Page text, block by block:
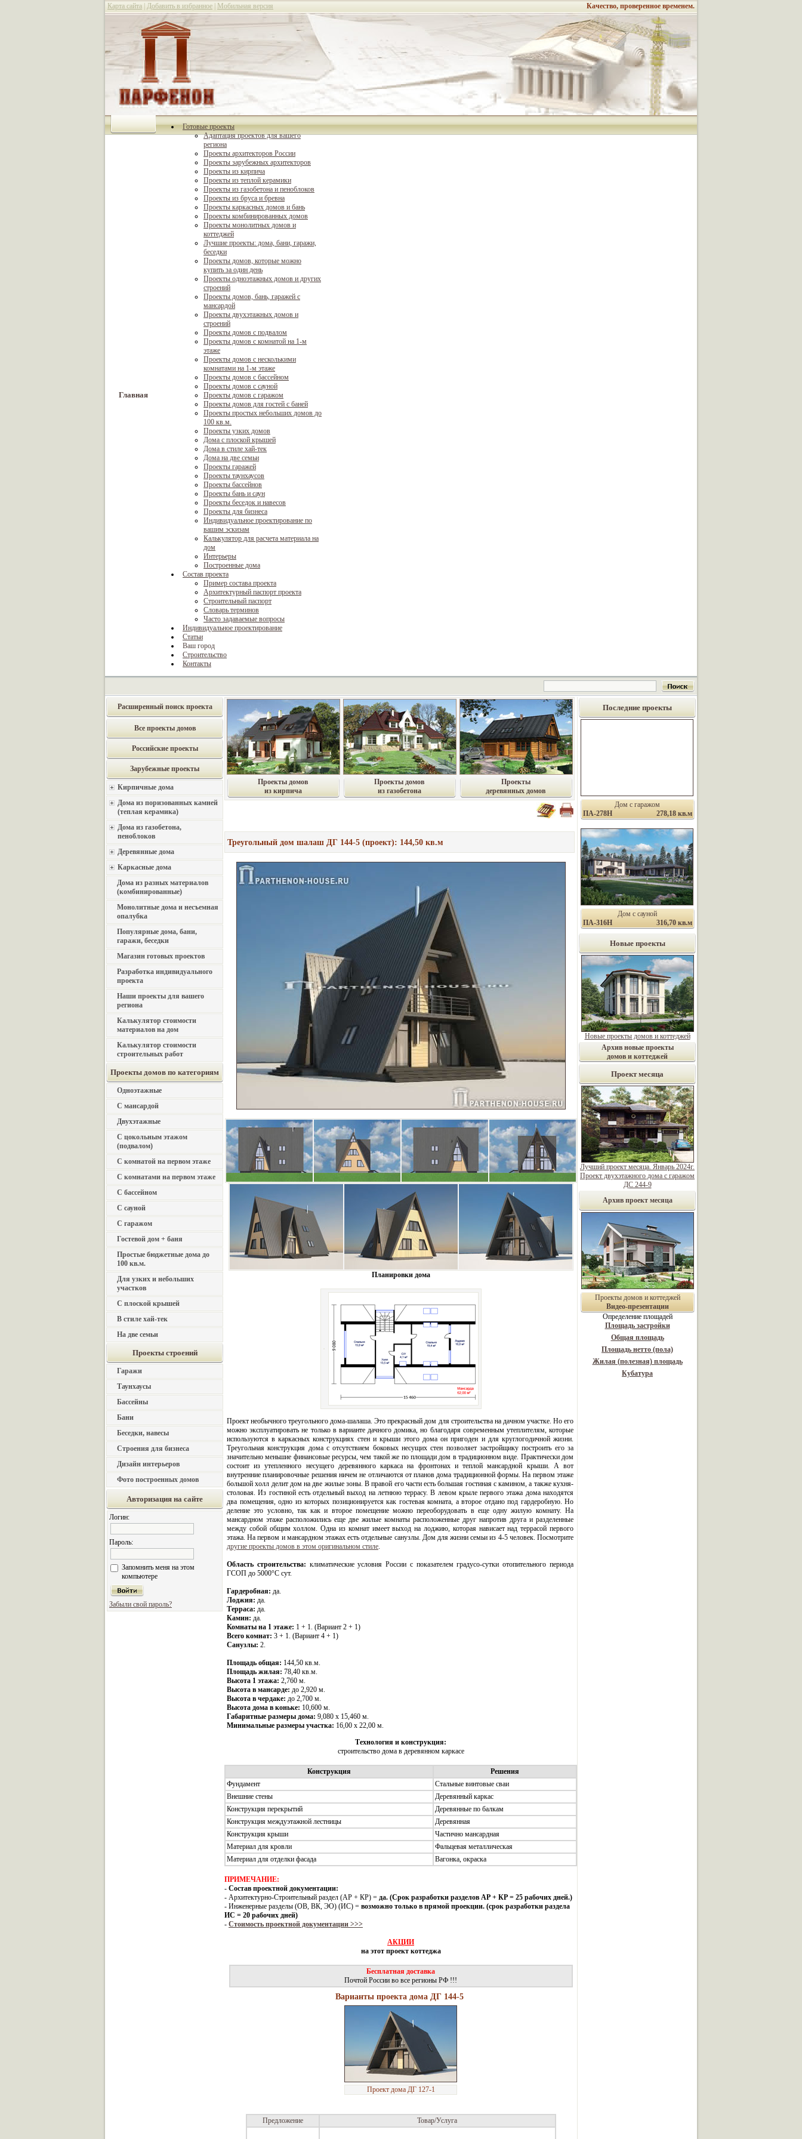
Карта сайта Добавить в избранное Мобильная версия Качество, проверенное временем.
Главная
Готовые проекты
Адаптация проектов для вашего
региона
Проекты архитекторов России
Проекты зарубежных архитекторов
Проекты из кирпича
Проекты из теплой керамики
Проекты из газобетона и пеноблоков
Проекты из бруса и бревна
Проекты каркасных домов и бань
Проекты комбинированных домов
Проекты монолитных домов и
коттеджей
Лучшие проекты: дома, бани, гаражи,
беседки
Проекты домов, которые можно
купить за один день
Проекты одноэтажных домов и других
строений
Проекты домов, бань, гаражей с
мансардой
Проекты двухэтажных домов и
строений
Проекты домов с подвалом
Проекты домов с комнатой на 1-м
этаже
Проекты домов с несколькими
комнатами на 1-м этаже
Проекты домов с бассейном
Проекты домов с сауной
Проекты домов с гаражом
Проекты домов для гостей с баней
Проекты простых небольших домов до
100 кв.м.
Проекты узких домов
Дома с плоской крышей
Дома в стиле хай-тек
Дома на две семьи
Проекты гаражей
Проекты таунхаусов
Проекты бассейнов
Проекты бань и саун
Проекты беседок и навесов
Проекты для бизнеса
Индивидуальное проектирование по
вашим эскизам
Калькулятор для расчета материала на
дом
Интерьеры
Построенные дома
Состав проекта
Пример состава проекта
Архитектурный паспорт проекта
Строительный паспорт
Словарь терминов
Часто задаваемые вопросы
Индивидуальное проектирование
Статьи
Ваш город
Строительство
Контакты
Расширенный поиск проекта
Все проекты домов
Российские проекты
Зарубежные проекты
Кирпичные дома
Дома из поризованных камней
(теплая керамика)
Дома из газобетона,
пеноблоков
Деревянные дома
Каркасные дома
Дома из разных материалов
(комбинированные)
Монолитные дома и несъемная
опалубка
Популярные дома, бани,
гаражи, беседки
Магазин готовых проектов
Разработка индивидуального
проекта
Наши проекты для вашего
региона
Калькулятор стоимости
материалов на дом
Калькулятор стоимости
строительных работ
Проекты домов по категориям
Одноэтажные
С мансардой
Двухэтажные
С цокольным этажом
(подвалом)
С комнатой на первом этаже
С комнатами на первом этаже
С бассейном
С сауной
С гаражом
Гостевой дом + баня
Простые бюджетные дома до
100 кв.м.
Для узких и небольших
участков
С плоской крышей
В стиле хай-тек
На две семьи
Проекты строений
Гаражи
Таунхаусы
Бассейны
Бани
Беседки, навесы
Строения для бизнеса
Дизайн интерьеров
Фото построенных домов
Авторизация на сайте
Логин:
Пароль:
Запомнить меня на этом
компьютере
Забыли свой пароль?
Проекты домов
из кирпича
Проекты домов
из газобетона
Проекты
деревянных домов
Треугольный дом шалаш ДГ 144-5 (проект): 144,50 кв.м
Планировки дома
Проект необычного треугольного дома-шалаша. Это прекрасный дом для строительства на дачном участке. Но его
можно эксплуатировать не только в варианте дачного домика, но благодаря современным утеплителям, которые
используются в каркасных конструкциях стен и крыши этого дома он пригоден и для круглогодичной жизни.
Треугольная конструкция дома с отсутствием боковых несущих стен позволяет застройщику построить его за
значительно меньшие финансовые ресурсы, чем такой же по площади дом в традиционном виде. Практически дом
состоит из утепленного несущего деревянного каркаса на фронтонах и теплой мансардной крыши. А вот
внутренние планировочные решения ничем не отличаются от планов дома традиционной формы. На первом этаже
большой холл делит дом на две жилые зоны. В правой его части есть большая гостиная с камином, а также кухня-
столовая. Из гостиной есть отдельный выход на летнюю террасу. В левом крыле первого этажа дома находятся
два помещения, одно из которых позиционируется как гостевая комната, а второе отдано под гардеробную. Но
деление это условно, так как и второе помещение можно переоборудовать в еще одну жилую комнату. На
мансардном этаже расположились еще две жилые комнаты расположенные друг напротив друга и разделенные
между собой общим холлом. Одна из комнат имеет выход на лоджию, которая нависает над террасой первого
этажа. На первом и мансардном этажах есть отдельные санузлы. Дом для жизни семьи из 4-5 человек. Посмотрите
другие проекты домов в этом оригинальном стиле.
Область строительства: климатические условия России с показателем градусо-сутки отопительного периода
ГСОП до 5000°С сут.
Гардеробная: да.
Лоджия: да.
Терраса: да.
Камин: да.
Комнаты на 1 этаже: 1 + 1. (Вариант 2 + 1)
Всего комнат: 3 + 1. (Вариант 4 + 1)
Санузлы: 2.
Площадь общая: 144,50 кв.м.
Площадь жилая: 78,40 кв.м.
Высота 1 этажа: 2,760 м.
Высота в мансарде: до 2,920 м.
Высота в чердаке: до 2,700 м.
Высота дома в коньке: 10,600 м.
Габаритные размеры дома: 9,080 х 15,460 м.
Минимальные размеры участка: 16,00 x 22,00 м.
Технология и конструкция:
строительство дома в деревянном каркасе
Конструкция
Решения
Фундамент
Стальные винтовые сваи
Внешние стены
Деревянный каркас
Конструкция перекрытий
Деревянные по балкам
Конструкция междуэтажной лестницы
Деревянная
Конструкция крыши
Частично мансардная
Материал для кровли
Фальцевая металлическая
Материал для отделки фасада
Вагонка, окраска
ПРИМЕЧАНИЕ:
- Состав проектной документации:
- Архитектурно-Строительный раздел (АР + КР) = да. (Срок разработки разделов АР + КР = 25 рабочих дней.)
- Инженерные разделы (ОВ, ВК, ЭО) (ИС) = возможно только в прямой проекции. (срок разработки раздела
ИС = 20 рабочих дней)
- Стоимость проектной документации >>>
АКЦИИ
на этот проект коттеджа
Бесплатная доставка
Почтой России во все регионы РФ !!!
Варианты проекта дома ДГ 144-5
Проект дома ДГ 127-1
Предложение Товар/Услуга
Последние проекты
Дом с гаражом
ПА-278Н
278,18 кв.м
Дом с сауной
ПА-316Н
316,70 кв.м
Новые проекты
Новые проекты домов и коттеджей
Архив новые проекты
домов и коттеджей
Проект месяца
Лучший проект месяца. Январь 2024г.
Проект двухэтажного дома с гаражом
ДС 244-9
Архив проект месяца
Проекты домов и коттеджей
Видео-презентации
Определение площадей
Площадь застройки
Общая площадь
Площадь нетто (пола)
Жилая (полезная) площадь
Кубатура